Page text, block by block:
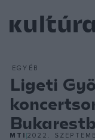
EGYÉB
Ligeti
MTI 2022.